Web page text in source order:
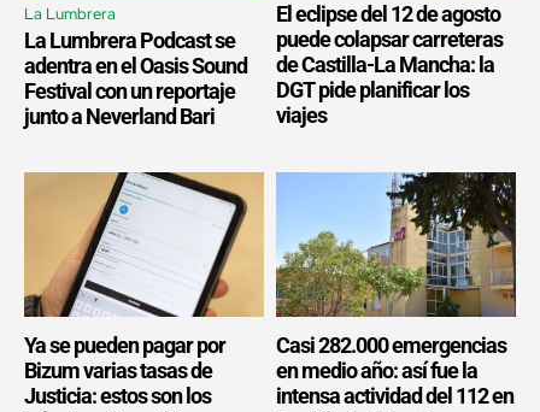
La Lumbrera
La Lumbrera Podcast se
adentra en el Oasis Sound
Festival con un reportaje
junto a Neverland Bari
El eclipse del 12 de agosto
puede colapsar carreteras
de Castilla-La Mancha: la
DGT pide planificar los
viajes
Ya se pueden pagar por
Bizum varias tasas de
Justicia: estos son los
Casi 282.000 emergencias
en medio año: así fue la
intensa actividad del 112 en